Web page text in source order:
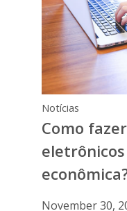
Notícias
Como
November 30,